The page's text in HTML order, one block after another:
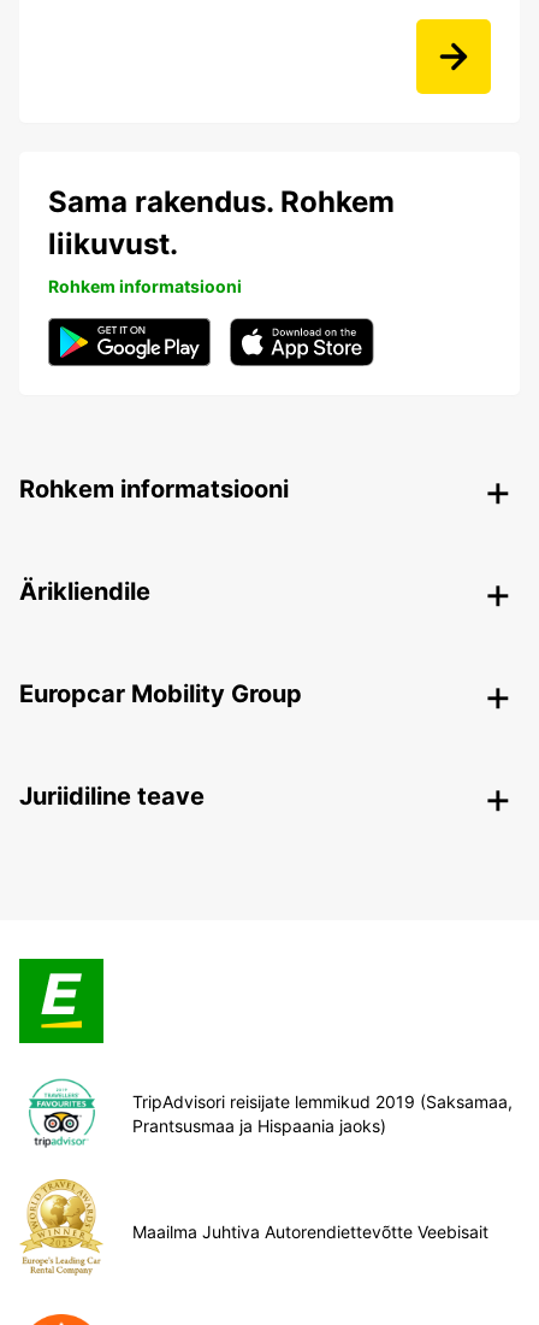
Sama rakendus. Rohkem
liikuvust.
Rohkem informatsiooni
Rohkem informatsiooni
Ärikliendile
Europcar Mobility Group
Juriidiline teave
TripAdvisori reisijate lemmikud 2019 (Saksamaa,
Prantsusmaa ja Hispaania jaoks)
Maailma Juhtiva Autorendiettevõtte Veebisait